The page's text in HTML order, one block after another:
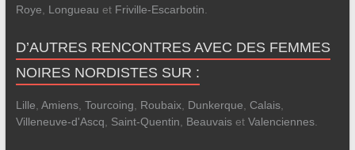
Roye
Longueau et Friville-Escarbotin
D’AUTRES RENCONTRES AVEC DES FEMMES
NOIRES NORDISTES SUR :
Lille Amiens, Tourcoing Roubaix, Dunkerque Calais,
Villeneuve-d'Ascq
Saint-Quentin Beauvaiset Valenciennes.